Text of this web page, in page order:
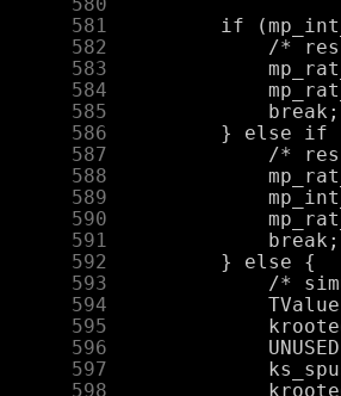
    580
    581
    582
    583
    584
    585
    586
    587
    588
    589
    590
    591
    592
    593
    594
    595
    596
    597
    598